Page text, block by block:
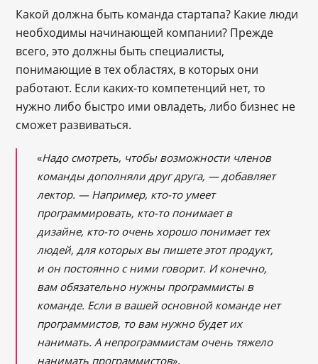
Какой должна быть команда стартапа? Какие люди
необходимы начинающей компании? Прежде
всего, это должны быть специалисты,
понимающие в тех областях, в которых они
работают. Если каких-то компетенций нет, то
нужно либо быстро ими овладеть, либо бизнес не
сможет развиваться.
«Надо смотреть, чтобы возможности членов
команды дополняли друг друга, ― добавляет
лектор. ― Например, кто-то умеет
программировать, кто-то понимает в
дизайне, кто-то очень хорошо понимает тех
людей, для которых вы пишете этот продукт,
и он постоянно с ними говорит. И конечно,
вам обязательно нужны программисты в
команде. Если в вашей основной команде нет
программистов, то вам нужно будет их
нанимать. А непрограммистам очень тяжело
нанимать программистов».